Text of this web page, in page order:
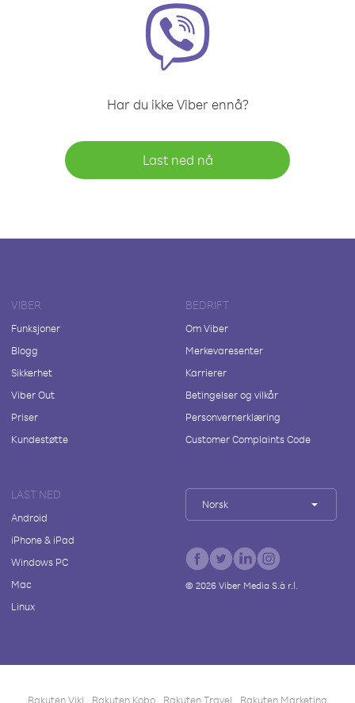
Har du ikke Viber ennå?
Last ned nå
VIBER
Funksjoner
Blogg
Sikkerhet
Viber Out
Priser
Kundestøtte
BEDRIFT
Om Viber
Merkevaresenter
Karrierer
Betingelser og vilkår
Personvernerklæring
Customer Complaints Code
LAST NED
Android
iPhone & iPad
Windows PC
Mac
Linux
Norsk
© 2026Viber Media S.à r.l.
Rakuten Viki Rakuten Kobo Rakuten Travel Rakuten Marketing